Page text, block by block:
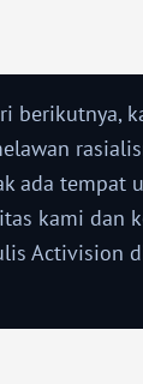
berikutnya,
ada tempat
kami dan
Activision